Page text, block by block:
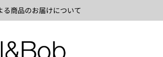
商品のお届けについて